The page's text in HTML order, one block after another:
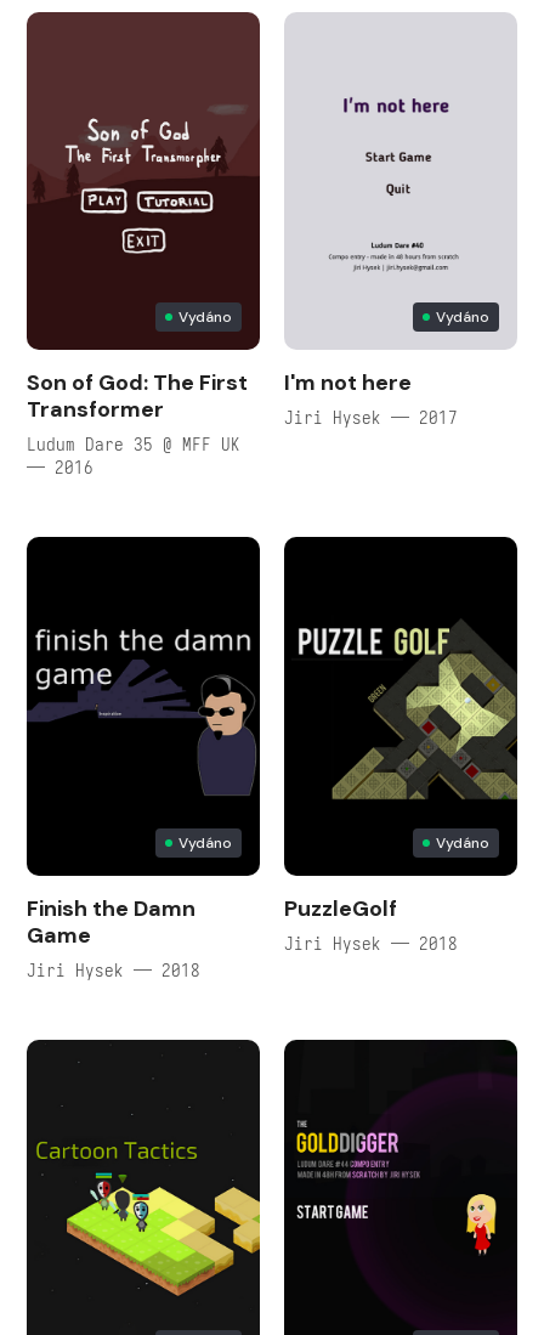
Vydáno
Son of God: The First
Transformer
Ludum Dare 35 @ MFF UK
— 2016
Vydáno
I'm not here
Jiri Hysek — 2017
Vydáno
Finish the Damn
Game
Jiri Hysek — 2018
Vydáno
PuzzleGolf
Jiri Hysek — 2018